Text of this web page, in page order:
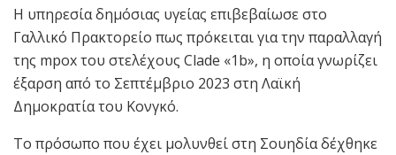
Η υπηρεσία δημόσιας υγείας επιβεβαίωσε στο
Γαλλικό Πρακτορείο πως πρόκειται για την παραλλαγή
της mpox του στελέχους Clade «1b», η οποία γνωρίζει
έξαρση από το Σεπτέμβριο 2023 στη Λαϊκή
Δημοκρατία του Κονγκό.
Το πρόσωπο που έχει μολυνθεί στη Σουηδία δέχθηκε